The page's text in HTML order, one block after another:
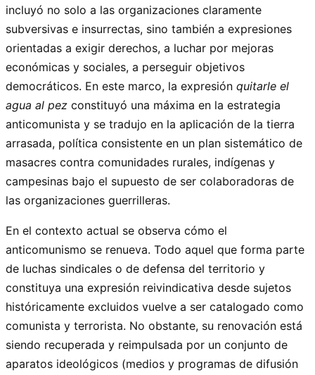
incluyó no solo a las organizaciones claramente
subversivas e insurrectas, sino también a expresiones
orientadas a exigir derechos, a luchar por mejoras
económicas y sociales, a perseguir objetivos
democráticos. En este marco, la expresión quitarle el
agua al pez constituyó una máxima en la estrategia
anticomunista y se tradujo en la aplicación de la tierra
arrasada, política consistente en un plan sistemático de
masacres contra comunidades rurales, indígenas y
campesinas bajo el supuesto de ser colaboradoras de
las organizaciones guerrilleras.
En el contexto actual se observa cómo el
anticomunismo se renueva. Todo aquel que forma parte
de luchas sindicales o de defensa del territorio y
constituya una expresión reivindicativa desde sujetos
históricamente excluidos vuelve a ser catalogado como
comunista y terrorista. No obstante, su renovación está
siendo recuperada y reimpulsada por un conjunto de
aparatos ideológicos (medios y programas de difusión